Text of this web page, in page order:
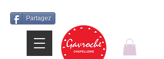
Partagez